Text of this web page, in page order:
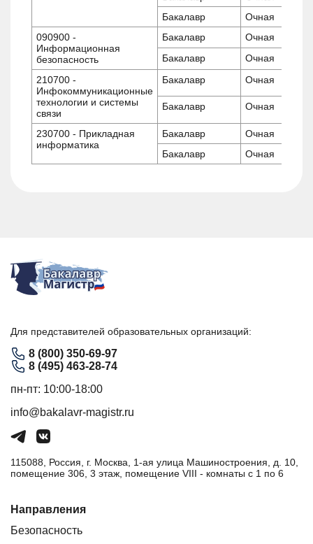
Бакалавр
Очная
090900 -
Информационная
безопасность
Бакалавр
Очная
Бакалавр
Очная
210700 -
Инфокоммуникационные
технологии и системы
связи
Бакалавр Очная
Бакалавр Очная
230700 - Прикладная
информатика
Бакалавр
Очная
Бакалавр
Очная
Для представителей образовательных организаций:
8 (800) 350-69-97
8 (495) 463-28-74
пн-пт: 10:00-18:00
info@bakalavr-magistr.ru
115088, Россия, г. Москва, 1-ая улица Машиностроения, д. 10,
помещение 306, 3 этаж, помещение VIII - комнаты с 1 по 6
Направления
Безопасность